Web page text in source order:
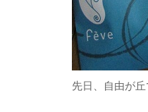
先日、自由が